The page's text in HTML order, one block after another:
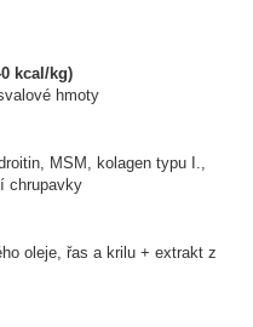
kcal/kg)
hmoty
MSM, kolagen typu I.,
chrupavky
oleje, řas a krilu + extrakt z